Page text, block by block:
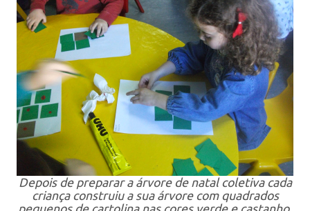
Depois de preparar a árvore de natal coletiva cada
criança construiu a sua árvore com quadrados